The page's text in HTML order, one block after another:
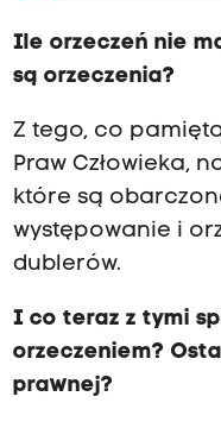
Ile orzeczeń nie
są orzeczenia?
Z tego, co
Praw Człowieka,
które są
występowanie i
dublerów.
I co teraz z tymi
orzeczeniem?
prawnej?